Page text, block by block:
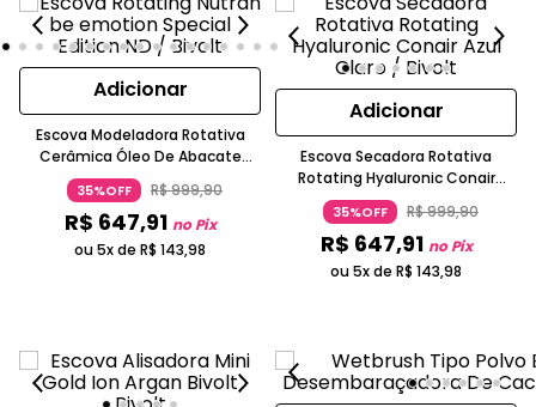
Adicionar
Escova Modeladora Rotativa
Cerâmica Óleo De Abacate
Bivolt Special Edition Be Emotion
35%OFF R$999,90
R$ 647,91 no Pix
ou 5x de R$ 143,98
Adicionar
Escova Secadora Rotativa
Rotating Hyaluronic Conair
Plástico E Cerdas Sintéticas Azul
Claro
35%OFF R$999,90
R$ 647,91 no Pix
ou 5x de R$ 143,98